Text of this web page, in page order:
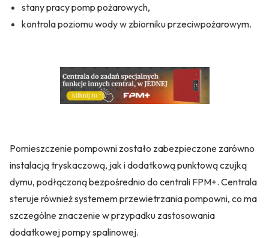
stany pracy pomp pożarowych,
kontrola poziomu wody w zbiorniku przeciwpożarowym.
Pomieszczenie pompowni zostało zabezpieczone zarówno
instalacją tryskaczową, jak i dodatkową punktową czujką
dymu, podłączoną bezpośrednio do centrali FPM+. Centrala
steruje również systemem przewietrzania pompowni, co ma
szczególne znaczenie w przypadku zastosowania
dodatkowej pompy spalinowej.